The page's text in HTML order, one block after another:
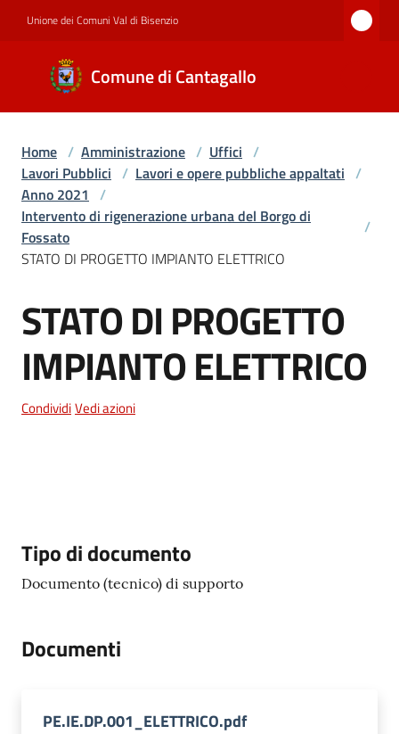
Unione dei Comuni Val di Bisenzio
Comune di Cantagallo
Comune di
Cantagallo
Amministrazione
Novità
Servizi
Documenti
e
dati
Argomenti
Seguici
su
Home / Amministrazione / Uffici /
Lavori Pubblici / Lavori e opere pubbliche appaltati /
Anno 2021 /
Intervento di rigenerazione urbana del Borgo di
Fossato
/
STATO DI PROGETTO IMPIANTO ELETTRICO
Salta al contenuto
STATO DI PROGETTO
IMPIANTO ELETTRICO
CondividiVedi azioni
Descrizione
Tipo di documento
Documento (tecnico) di supporto
Documenti
PE.IE.DP.001_ELETTRICO.pdf